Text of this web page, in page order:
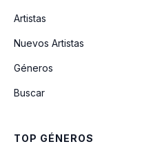
Artistas
Nuevos Artistas
Géneros
Buscar
TOP GÉNEROS